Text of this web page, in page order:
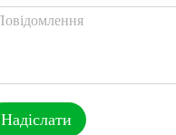
Надіслати